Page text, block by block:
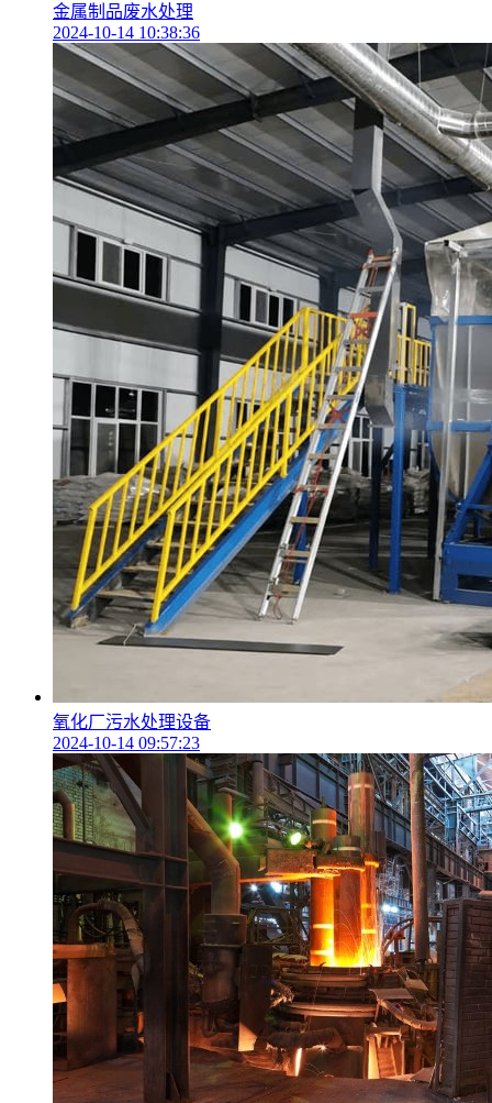
金属制品废水处理
2024-10-14 10:38:36
氧化厂污水处理设备
2024-10-14 09:57:23